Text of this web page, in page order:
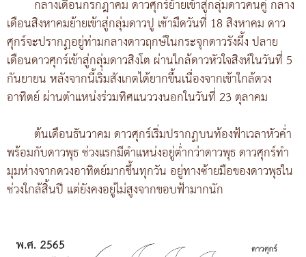
กลางเดือนกรกฎาคม ดาวศุกร์ย้ายเข้าสู่กลุ่มดาวคนคู่ กลาง
เดือนสิงหาคมย้ายเข้าสู่กลุ่มดาวปู เช้ามืดวันที่ 18 สิงหาคม ดาว
ศุกร์จะปรากฏอยู่ท่ามกลางดาวฤกษ์ในกระจุกดาวรังผึ้ง ปลาย
เดือนดาวศุกร์เข้าสู่กลุ่มดาวสิงโต ผ่านใกล้ดาวหัวใจสิงห์ในวันที่ 5
กันยายน หลังจากนี้เริ่มสังเกตได้ยากขึ้นเนื่องจากเข้าใกล้ดวง
อาทิตย์ ผ่านตำแหน่งร่วมทิศแนววงนอกในวันที่ 23 ตุลาคม
ต้นเดือนธันวาคม ดาวศุกร์เริ่มปรากฏบนท้องฟ้าเวลาหัวค่ำ
พร้อมกับดาวพุธ ช่วงแรกมีตำแหน่งอยู่ต่ำกว่าดาวพุธ ดาวศุกร์ทำ
มุมห่างจากดวงอาทิตย์มากขึ้นทุกวัน อยู่ทางซ้ายมือของดาวพุธใน
ช่วงใกล้สิ้นปี แต่ยังคงอยู่ไม่สูงจากขอบฟ้ามากนัก